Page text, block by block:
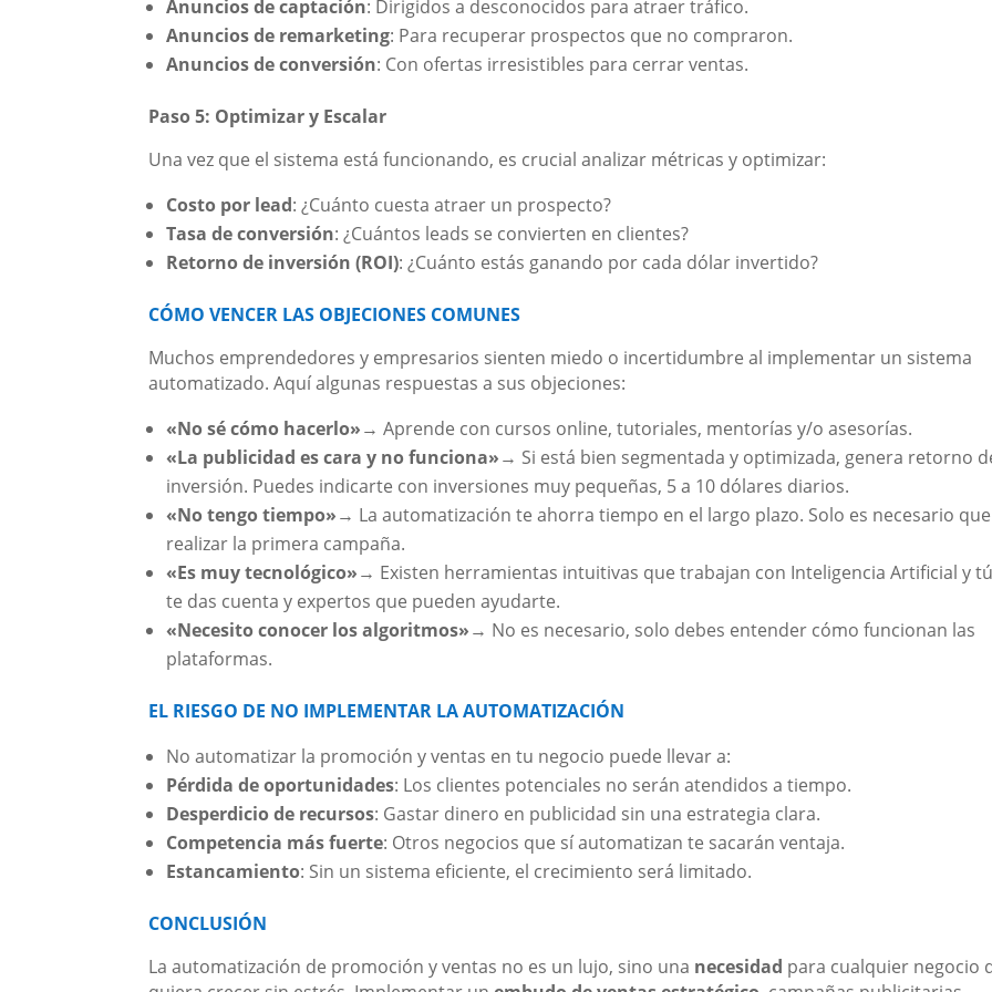
Anuncios de captación: Dirigidos a desconocidos para atraer tráfico.
Anuncios de remarketing: Para recuperar prospectos que no compraron.
Anuncios de conversión: Con ofertas irresistibles para cerrar ventas.
Paso 5: Optimizar y Escalar
Una vez que el sistema está funcionando, es crucial analizar métricas y optimizar:
Costo por lead: ¿Cuánto cuesta atraer un prospecto?
Tasa de conversión: ¿Cuántos leads se convierten en clientes?
Retorno de inversión (ROI): ¿Cuánto estás ganando por cada dólar invertido?
CÓMO VENCER LAS OBJECIONES COMUNES
Muchos emprendedores y empresarios sienten miedo o incertidumbre al implementar un sistema
automatizado. Aquí algunas respuestas a sus objeciones:
«No sé cómo hacerlo»→ Aprende con cursos online, tutoriales, mentorías y/o asesorías.
«La publicidad es cara y no funciona»→ Si está bien segmentada y optimizada, genera retorno
inversión. Puedes indicarte con inversiones muy pequeñas, 5 a 10 dólares diarios.
«No tengo tiempo»→ La automatización te ahorra tiempo en el largo plazo. Solo es necesario que
realizar la primera campaña.
«Es muy tecnológico»→ Existen herramientas intuitivas que trabajan con Inteligencia Artificial y
te das cuenta y expertos que pueden ayudarte.
«Necesito conocer los algoritmos»→ No es necesario, solo debes entender cómo funcionan las
plataformas.
EL RIESGO DE NO IMPLEMENTAR LA AUTOMATIZACIÓN
No automatizar la promoción y ventas en tu negocio puede llevar a:
Pérdida de oportunidades: Los clientes potenciales no serán atendidos a tiempo.
Desperdicio de recursos: Gastar dinero en publicidad sin una estrategia clara.
Competencia más fuerte: Otros negocios que sí automatizan te sacarán ventaja.
Estancamiento: Sin un sistema eficiente, el crecimiento será limitado.
CONCLUSIÓN
La automatización de promoción y ventas no es un lujo, sino una necesidad para cualquier negocio